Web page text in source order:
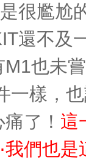
很尷尬
還不及
也未
一樣，
了！ 這
們也是